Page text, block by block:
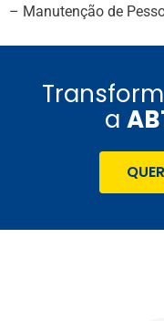
– Manutenção de
a